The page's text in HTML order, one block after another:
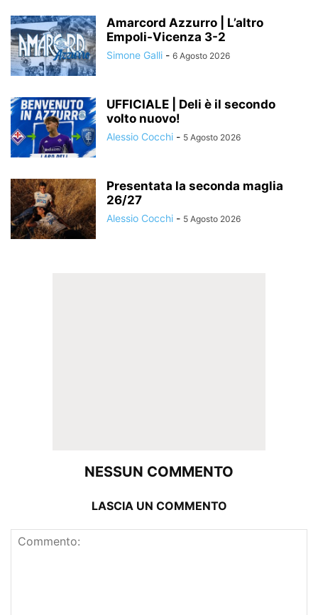
Amarcord Azzurro | L’altro
Empoli-Vicenza 3-2
Simone Galli - 6 Agosto 2026
UFFICIALE | Deli è il secondo
volto nuovo!
Alessio Cocchi - 5 Agosto 2026
Presentata la seconda maglia
26/27
Alessio Cocchi - 5 Agosto 2026
NESSUN COMMENTO
LASCIA UN COMMENTO